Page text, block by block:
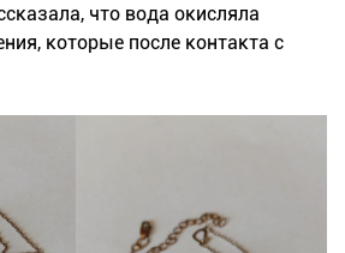
что вода окисляла
которые после контакта с